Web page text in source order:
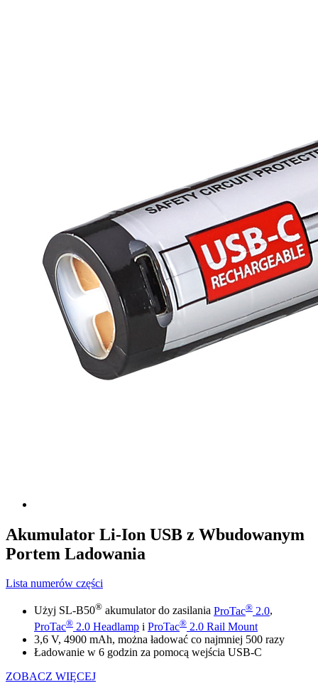
Akumulator Li-Ion USB z Wbudowanym
Portem Ladowania
Lista numerów części
Użyj SL-B50® akumulator do zasilania ProTac® 2.0,
ProTac® 2.0 Headlamp i ProTac® 2.0 Rail Mount
3,6 V, 4900 mAh, można ładować co najmniej 500 razy
Ładowanie w 6 godzin za pomocą wejścia USB-C
ZOBACZ WIĘCEJ